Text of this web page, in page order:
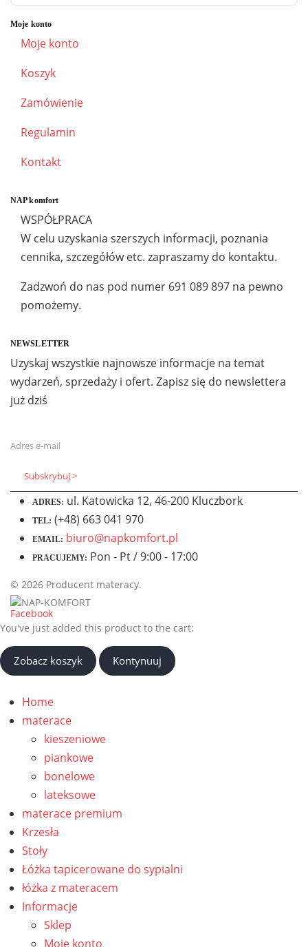
Moje konto
Moje konto
Koszyk
Zamówienie
Regulamin
Kontakt
NAP komfort
WSPÓŁPRACA
W celu uzyskania szerszych informacji, poznania
cennika, szczegółów etc. zapraszamy do kontaktu.
Zadzwoń do nas pod numer 691 089 897 na pewno
pomożemy.
NEWSLETTER
Uzyskaj wszystkie najnowsze informacje na temat
wydarzeń, sprzedaży i ofert. Zapisz się do newslettera
już dziś
ADRES: ul. Katowicka 12, 46-200 Kluczbork
TEL: (+48) 663 041 970
EMAIL: biuro@napkomfort.pl
PRACUJEMY: Pon - Pt / 9:00 - 17:00
© 2026 Producent materacy.
Facebook
You've just added this product to the cart:
Zobacz koszyk Kontynuuj
Home
materace
kieszeniowe
piankowe
bonelowe
lateksowe
materace premium
Krzesła
Stoły
Łóżka tapicerowane do sypialni
łóżka z materacem
Informacje
Sklep
Moje konto